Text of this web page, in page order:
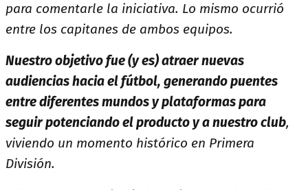
para comentarle la iniciativa. Lo mismo ocurrió
entre los capitanes de ambos equipos.
Nuestro objetivo fue (y es) atraer nuevas
audiencias hacia el fútbol, generando puentes
entre diferentes mundos y plataformas para
seguir potenciando el producto y a nuestro club,
viviendo un momento histórico en Primera
División.